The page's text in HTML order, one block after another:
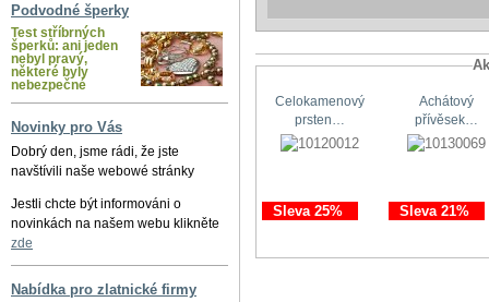
Podvodné šperky
Test stříbrných
šperků: ani jeden
nebyl pravý,
některé byly
nebezpečné
Novinky pro Vás
Dobrý den, jsme rádi, že jste
navštívili naše webowé stránky
Jestli chcte být informováni o
novinkách na našem webu klikněte
zde
Nabídka pro zlatnické firmy
Celokamenový
prsten…
Sleva 25%
Achátový
přívěsek…
Sleva 21%